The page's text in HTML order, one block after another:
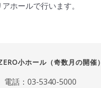
ホールで行います。
小ホール（奇数月の開催）
電話：03-5340-5000